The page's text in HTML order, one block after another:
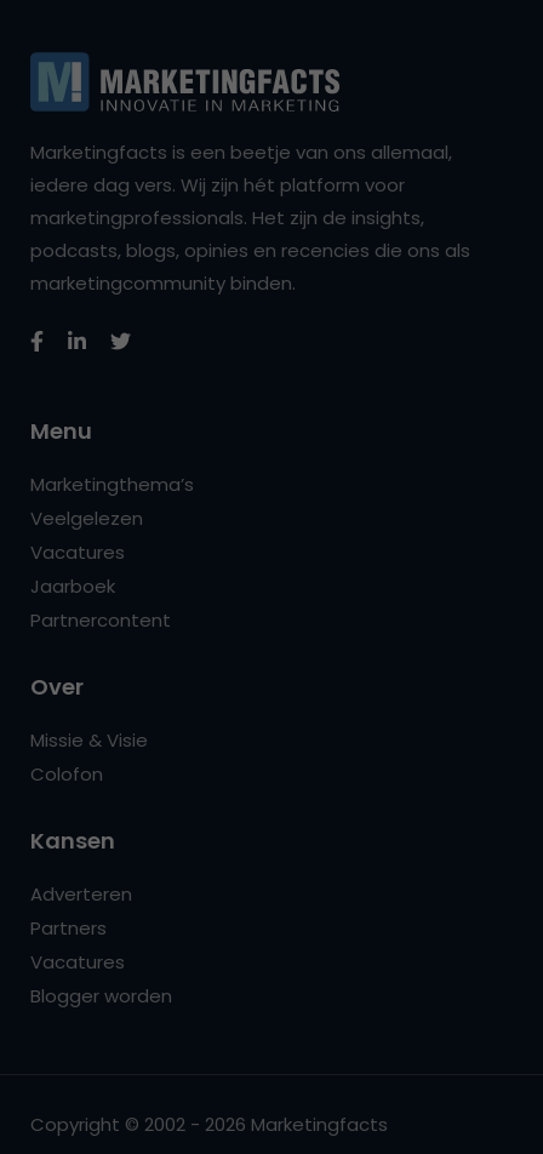
Marketingfacts is een beetje van ons allemaal,
iedere dag vers. Wij zijn hét platform voor
marketingprofessionals. Het zijn de insights,
podcasts, blogs, opinies en recencies die ons als
marketingcommunity binden.
Menu
Marketingthema’s
Veelgelezen
Vacatures
Jaarboek
Partnercontent
Over
Missie & Visie
Colofon
Kansen
Adverteren
Partners
Vacatures
Blogger worden
Copyright © 2002 - 2026 Marketingfacts